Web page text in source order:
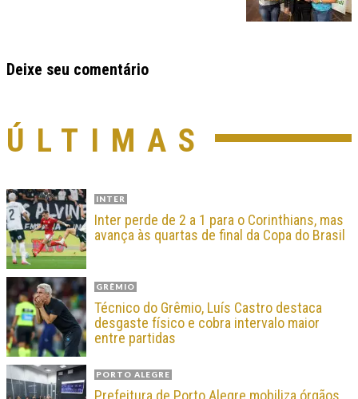
Deixe seu comentário
ÚLTIMAS
INTER
Inter perde de 2 a 1 para o Corinthians, mas
avança às quartas de final da Copa do Brasil
GRÊMIO
Técnico do Grêmio, Luís Castro destaca
desgaste físico e cobra intervalo maior
entre partidas
PORTO ALEGRE
Prefeitura de Porto Alegre mobiliza órgãos